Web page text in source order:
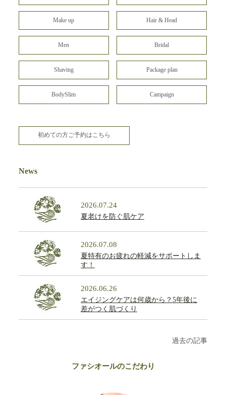
Make up Hair & Head
Men Bridal
Shaving Package plan
BodySlim Campaign
初めての方ご予約はこちら
News
2026.07.24
夏老けを防ぐ肌ケア
2026.07.08
夏特有のお疲れの軽減をサポートしま
す！
2026.06.26
エイジングケアは何歳から？5年後に
差がつく肌づくり
過去の記事
ファシオールのこだわり